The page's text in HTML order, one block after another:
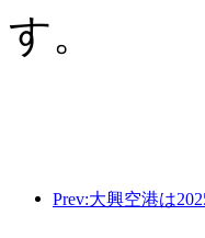
す。